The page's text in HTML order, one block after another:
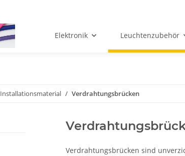
Elektronik Leuchtenzubehör
Installationsmaterial Verdrahtungsbrücken
Verdrahtungsbrücken sind